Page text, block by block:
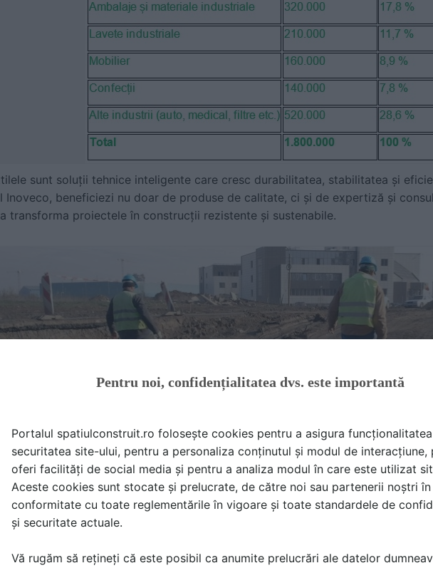
sunt soluții tehnice inteligente care cresc durabilitatea, stabilitatea și
Inoveco, beneficiezi nu doar de produse de calitate, ci și de expertiză și
transforma proiectele în construcții rezistente și sustenabile.
Pentru noi, confidențialitatea dvs. este importantă
Portalul spatiulconstruit.ro folosește cookies pentru a asigura
securitatea site-ului, pentru a personaliza conținutul și modul de interacțiune,
oferi facilități de social media și pentru a analiza modul în care este utilizat
Aceste cookies sunt stocate și prelucrate, de către noi sau partenerii noștri în
conformitate cu toate reglementările în vigoare și toate standardele de
și securitate actuale.
Vă rugăm să rețineți că este posibil ca anumite prelucrări ale datelor